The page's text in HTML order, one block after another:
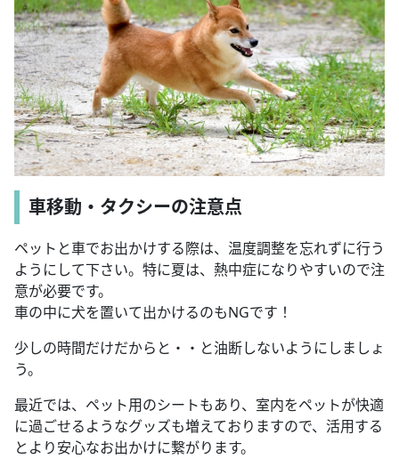
車移動・タクシーの注意点
ペットと車でお出かけする際は、温度調整を忘れずに行う
ようにして下さい。特に夏は、熱中症になりやすいので注
意が必要です。
車の中に犬を置いて出かけるのもNGです！
少しの時間だけだからと・・と油断しないようにしましょ
う。
最近では、ペット用のシートもあり、室内をペットが快適
に過ごせるようなグッズも増えておりますので、活用する
とより安心なお出かけに繋がります。